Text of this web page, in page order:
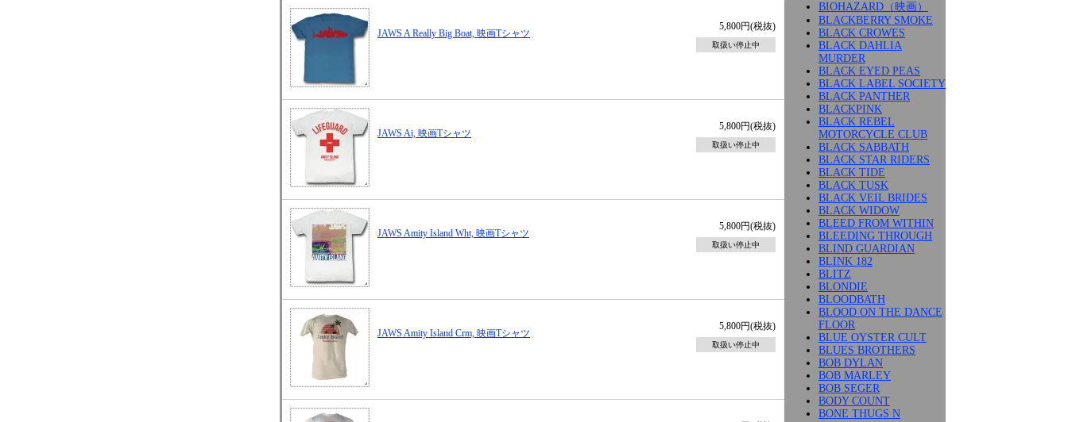
JAWS A Really Big Boat, 映画Tシャツ
5,800円(税抜)
取扱い停止中
JAWS Ai, 映画Tシャツ
5,800円(税抜)
取扱い停止中
JAWS Amity Island Wht, 映画Tシャツ
5,800円(税抜)
取扱い停止中
JAWS Amity Island Crm, 映画Tシャツ
5,800円(税抜)
取扱い停止中
BIOHAZARD（映画）
BLACKBERRY SMOKE
BLACK CROWES
BLACK DAHLIA
MURDER
BLACK EYED PEAS
BLACK LABEL SOCIETY
BLACK PANTHER
BLACKPINK
BLACK REBEL
MOTORCYCLE CLUB
BLACK SABBATH
BLACK STAR RIDERS
BLACK TIDE
BLACK TUSK
BLACK VEIL BRIDES
BLACK WIDOW
BLEED FROM WITHIN
BLEEDING THROUGH
BLIND GUARDIAN
BLINK 182
BLITZ
BLONDIE
BLOODBATH
BLOOD ON THE DANCE
FLOOR
BLUE OYSTER CULT
BLUES BROTHERS
BOB DYLAN
BOB MARLEY
BOB SEGER
BODY COUNT
BONE THUGS N